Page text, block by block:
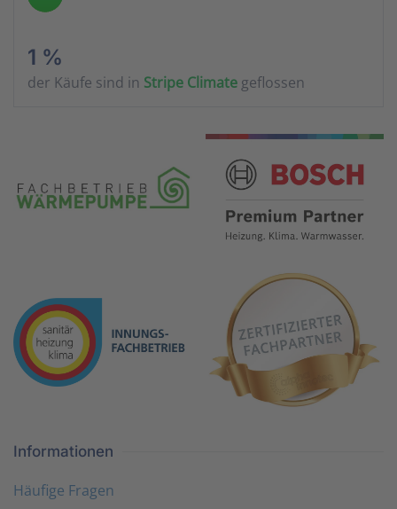
1 %
der Käufe sind in Stripe Climate geflossen
Informationen
Häufige Fragen